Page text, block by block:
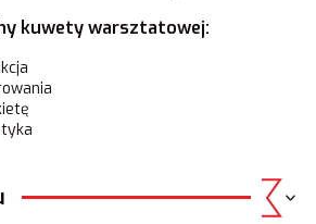
kuwety warsztatowej: